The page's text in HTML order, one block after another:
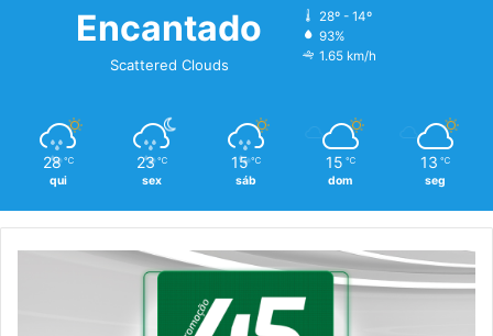
Encantado
Scattered Clouds
28º - 14º
93%
1.65 km/h
28 ℃
qui
23 ℃
sex
15 ℃
sáb
15 ℃
dom
13 ℃
seg